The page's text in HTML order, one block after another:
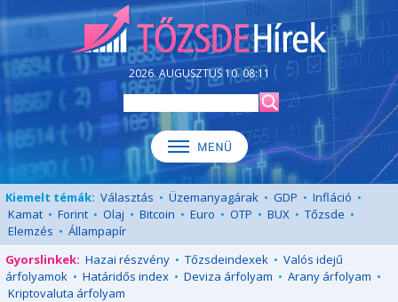
2026. AUGUSZTUS 10. 08:11
Kiemelt témák: Választás • Üzemanyagárak • GDP • Infláció •
Kamat • Forint • Olaj • Bitcoin • Euro • OTP • BUX • Tőzsde •
Elemzés • Állampapír
Gyorslinkek: Hazai részvény • Tőzsdeindexek • Valós idejű
árfolyamok • Határidős index • Deviza árfolyam • Arany árfolyam •
Kriptovaluta árfolyam